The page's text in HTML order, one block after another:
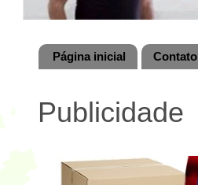
Página inicial Contato
Publicidade